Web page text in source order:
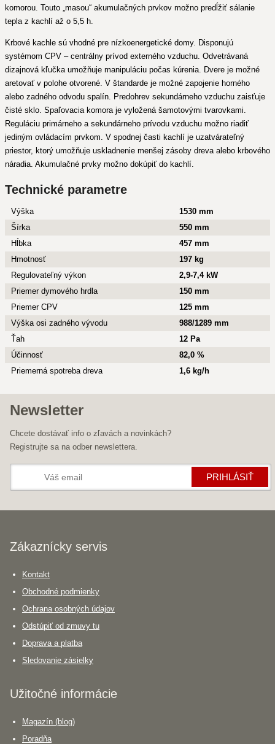
komorou. Touto „masou“ akumulačných prvkov možno predĺžiť sálanie
tepla z kachlí až o 5,5 h.
Krbové kachle sú vhodné pre nízkoenergetické domy. Disponujú
systémom CPV – centrálny prívod externého vzduchu. Odvetrávaná
dizajnová kľučka umožňuje manipuláciu počas kúrenia. Dvere je možné
aretovať v polohe otvorené. V štandarde je možné zapojenie horného
alebo zadného odvodu spalín. Predohrev sekundárneho vzduchu zaisťuje
čisté sklo. Spaľovacia komora je vyložená šamotovými tvarovkami.
Reguláciu primárneho a sekundárneho prívodu vzduchu možno riadiť
jediným ovládacím prvkom. V spodnej časti kachlí je uzatvárateľný
priestor, ktorý umožňuje uskladnenie menšej zásoby dreva alebo krbového
náradia. Akumulačné prvky možno dokúpiť do kachlí.
Technické parametre
Výška
1530 mm
Šírka
550 mm
Hĺbka
457 mm
Hmotnosť
197 kg
Regulovateľný výkon
2,9-7,4 kW
Priemer dymového hrdla
150 mm
Priemer CPV
125 mm
Výška osi zadného vývodu
988/1289 mm
Ťah
12 Pa
Účinnosť
82,0 %
Priemerná spotreba dreva
1,6 kg/h
Newsletter
Chcete dostávať info o zľavách a novinkách?
Registrujte sa na odber newslettera.
PRIHLÁSIŤ
Zákaznícky servis
Kontakt
Obchodné podmienky
Ochrana osobných údajov
Odstúpiť od zmuvy tu
Doprava a platba
Sledovanie zásielky
Užitočné informácie
Magazín (blog)
Poradňa